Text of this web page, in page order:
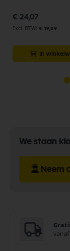
€ 24,07
€ 19,89
In
We staan
Neem
vanaf